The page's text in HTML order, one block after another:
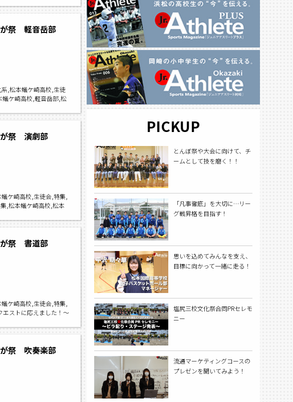
が祭 軽音岳部
,松本蟻ケ崎高校,生徒
ケ崎高校,軽音岳部,松
が祭 演劇部
ケ崎高校,生徒会,特集,
,松本蟻ケ崎高校,松本
が祭 書道部
ケ崎高校,生徒会,特集,
ストに応えました！〜
祭,文化祭
が祭 吹奏楽部
PICKUP
とんぼ祭や大会に向けて、チ
ームとして技を磨く！！
「凡事徹底」を大切に…リー
グ戦昇格を目指す！
思いを込めてみんなを支え、
目標に向かって一緒に走る！
塩尻三校文化祭合同PRセレモ
ニー
流通マーケティングコースの
プレゼンを聞いてみよう！